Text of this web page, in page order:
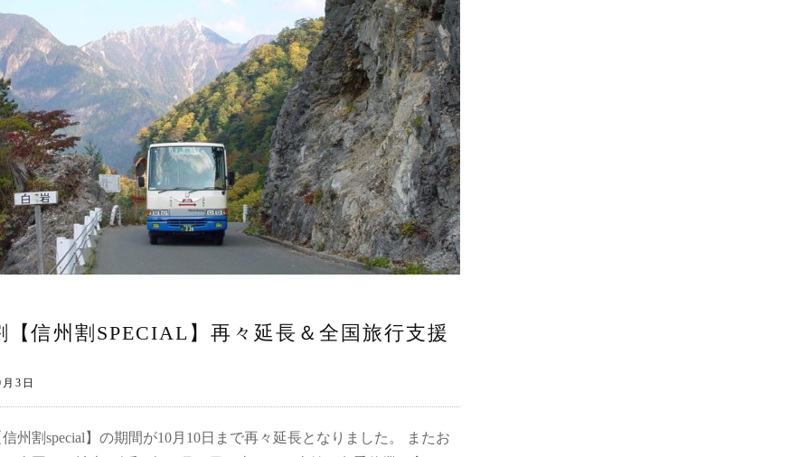
【信州割SPECIAL】再々延長＆全国旅行支援
州割special】の期間が10月10日まで再々延長となりました。 またお